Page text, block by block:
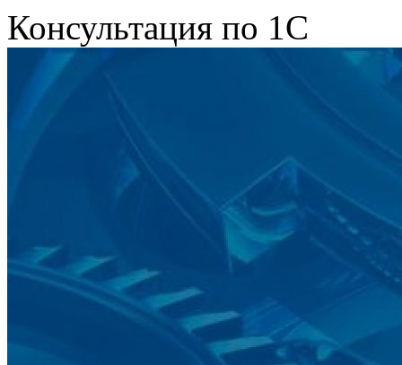
Консультация по 1С